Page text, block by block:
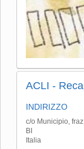
ACLI -
INDIRIZZO
c/o Municipio,
BI
Italia